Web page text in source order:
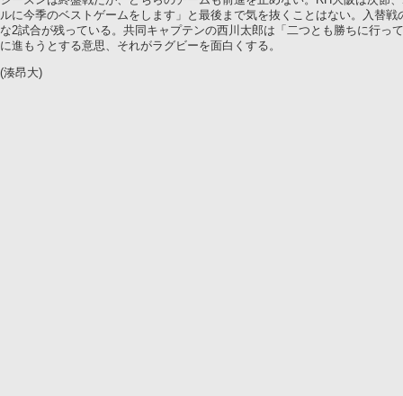
ルに今季のベストゲームをします」と最後まで気を抜くことはない。入替
な2試合が残っている。共同キャプテンの西川太郎は「二つとも勝ちに行っ
に進もうとする意思、それがラグビーを面白くする。
(湊昂大)